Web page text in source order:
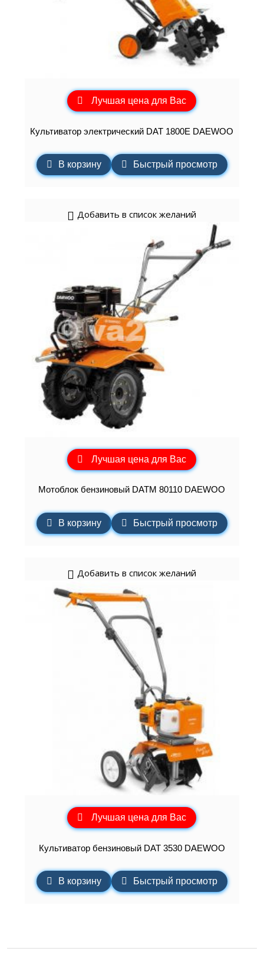
Лучшая цена для Вас
Культиватор электрический DAT 1800E DAEWOO
В корзину Быстрый просмотр
Добавить в список желаний
Лучшая цена для Вас
Мотоблок бензиновый DATM 80110 DAEWOO
В корзину Быстрый просмотр
Добавить в список желаний
Лучшая цена для Вас
Культиватор бензиновый DAT 3530 DAEWOO
В корзину Быстрый просмотр